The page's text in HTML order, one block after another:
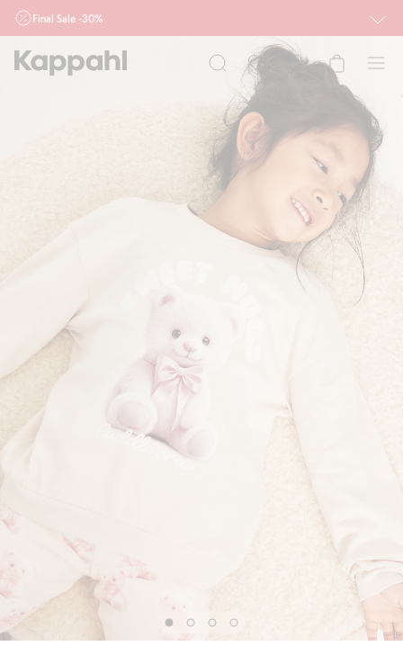
Final Sale -30%
Ważne przy zakupie min. 2 sztuk produktów włączonych w ofertę, również z
działu outlet do 10.8 w sklepach Kappahl i Newbie oraz na kappahl.com. Ofert
nie łączymy
Dziecko